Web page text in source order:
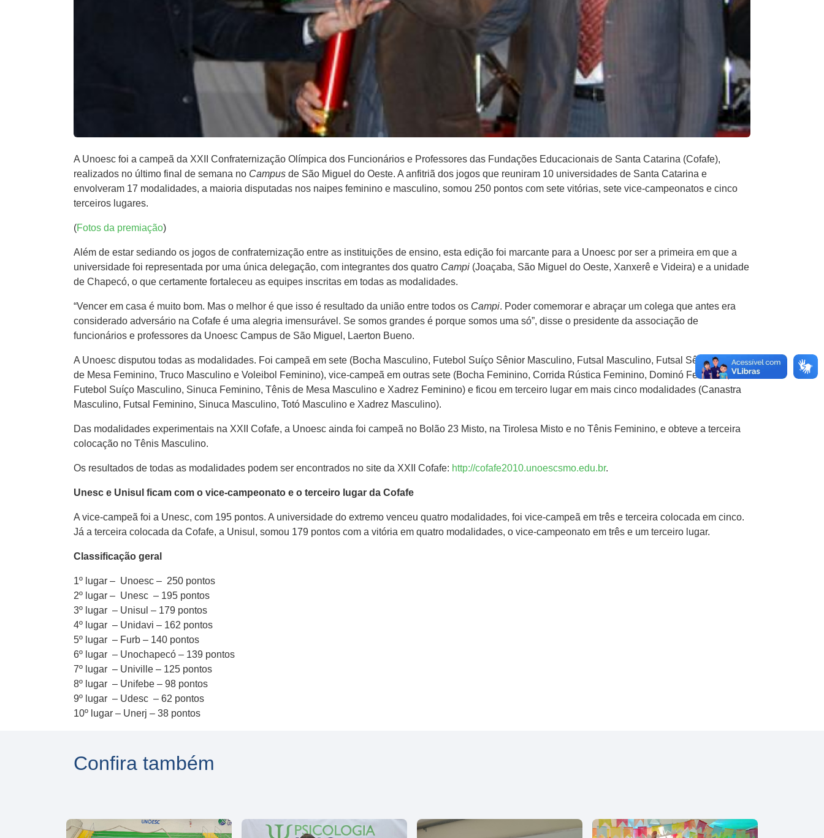
A Unoesc foi a campeã da XXII Confraternização Olímpica dos Funcionários e Professores das Fundações Educacionais de Santa Catarina (Cofafe),
realizados no último final de semana no Campus de São Miguel do Oeste. A anfitriã dos jogos que reuniram 10 universidades de Santa Catarina e
envolveram 17 modalidades, a maioria disputadas nos naipes feminino e masculino, somou 250 pontos com sete vitórias, sete vice-campeonatos e cinco
terceiros lugares.
(Fotos da premiação)
Além de estar sediando os jogos de confraternização entre as instituições de ensino, esta edição foi marcante para a Unoesc por ser a primeira em que a
universidade foi representada por uma única delegação, com integrantes dos quatro Campi (Joaçaba, São Miguel do Oeste, Xanxerê e Videira) e a unidade
de Chapecó, o que certamente fortaleceu as equipes inscritas em todas as modalidades.
“Vencer em casa é muito bom. Mas o melhor é que isso é resultado da união entre todos os Campi. Poder comemorar e abraçar um colega que antes era
considerado adversário na Cofafe é uma alegria imensurável. Se somos grandes é porque somos uma só”, disse o presidente da associação de
funcionários e professores da Unoesc Campus de São Miguel, Laerton Bueno.
A Unoesc disputou todas as modalidades. Foi campeã em sete (Bocha Masculino, Futebol Suíço Sênior Masculino, Futsal Masculino, Futsal Sênior, Tênis
de Mesa Feminino, Truco Masculino e Voleibol Feminino), vice-campeã em outras sete (Bocha Feminino, Corrida Rústica Feminino, Dominó Feminino,
Futebol Suíço Masculino, Sinuca Feminino, Tênis de Mesa Masculino e Xadrez Feminino) e ficou em terceiro lugar em mais cinco modalidades (Canastra
Masculino, Futsal Feminino, Sinuca Masculino, Totó Masculino e Xadrez Masculino).
Das modalidades experimentais na XXII Cofafe, a Unoesc ainda foi campeã no Bolão 23 Misto, na Tirolesa Misto e no Tênis Feminino, e obteve a terceira
colocação no Tênis Masculino.
Os resultados de todas as modalidades podem ser encontrados no site da XXII Cofafe: http://cofafe2010.unoescsmo.edu.br.
Unesc e Unisul ficam com o vice-campeonato e o terceiro lugar da Cofafe
A vice-campeã foi a Unesc, com 195 pontos. A universidade do extremo venceu quatro modalidades, foi vice-campeã em três e terceira colocada em cinco.
Já a terceira colocada da Cofafe, a Unisul, somou 179 pontos com a vitória em quatro modalidades, o vice-campeonato em três e um terceiro lugar.
Classificação geral
1º lugar – Unoesc – 250 pontos
2º lugar – Unesc – 195 pontos
3º lugar – Unisul – 179 pontos
4º lugar – Unidavi – 162 pontos
5º lugar – Furb – 140 pontos
6º lugar – Unochapecó – 139 pontos
7º lugar – Univille – 125 pontos
8º lugar – Unifebe – 98 pontos
9º lugar – Udesc – 62 pontos
10º lugar – Unerj – 38 pontos
Confira também